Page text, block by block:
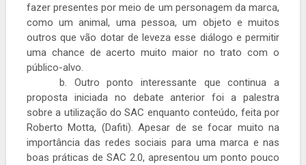
fazer presentes por meio de um personagem da marca,
como um animal, uma pessoa, um objeto e muitos
outros que vão dotar de leveza esse diálogo e permitir
uma chance de acerto muito maior no trato com o
público-alvo.
b. Outro ponto interessante que continua a
proposta iniciada no debate anterior foi a palestra
sobre a utilização do SAC enquanto conteúdo, feita por
Roberto Motta, (Dafiti). Apesar de se focar muito na
importância das redes sociais para uma marca e nas
boas práticas de SAC 2.0, apresentou um ponto pouco